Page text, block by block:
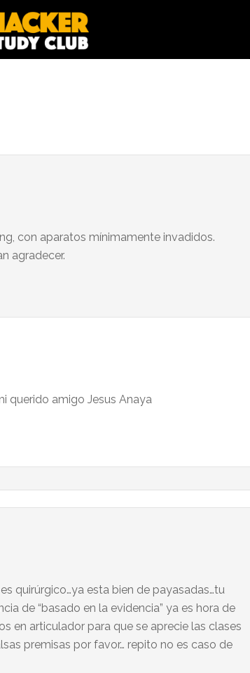
con aparatos mínimamente invadidos.
agradecer.
querido amigo Jesus Anaya
quirúrgico…ya esta bien de payasadas…tu
de “basado en la evidencia” ya es hora de
en articulador para que se aprecie las clases
premisas por favor… repito no es caso de